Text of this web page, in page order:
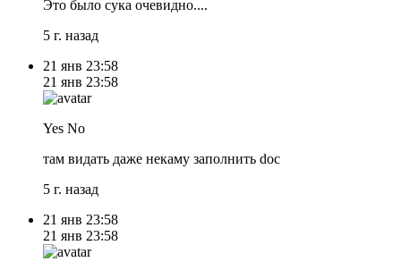
Это было сука очевидно....
5 г. назад
21 янв 23:58
21 янв 23:58
Yes No
там видать даже некаму заполнить doc
5 г. назад
21 янв 23:58
21 янв 23:58